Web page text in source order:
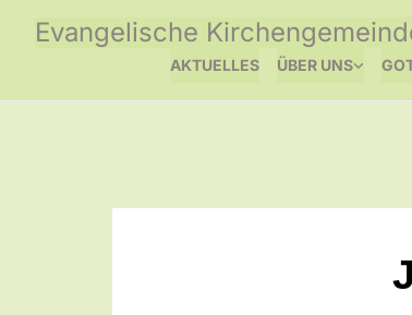
Evangelische
AKTUELLES ÜBER UNS